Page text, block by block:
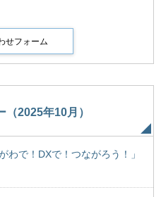
2025年10月）
わで！DXで！つながろう！」